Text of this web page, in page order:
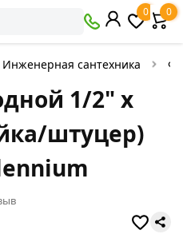
0 0
Инженерная сантехника
1/2" х
штуцер)